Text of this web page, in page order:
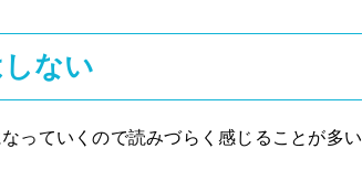
ない
っていくので読みづらく感じることが多い